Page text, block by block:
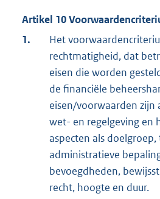
Artikel 10
1.
Het
rechtmatigheid, dat
eisen die worden
de financiële
eisen/voorwaarden zijn
wet- en regelgeving en
aspecten als
administratieve
bevoegdheden,
recht, hoogte en duur.